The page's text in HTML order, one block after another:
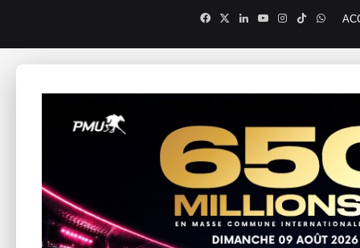
Facebook
X LinkedinYouTubeInstagram
TikTok